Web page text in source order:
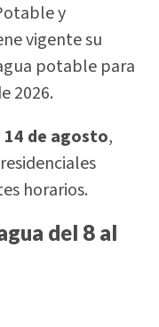
y
vigente su
potable para
2026.
14 de agosto,
horarios.
del 8 al